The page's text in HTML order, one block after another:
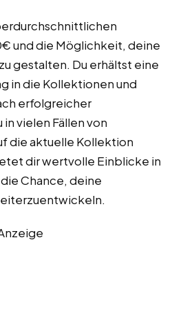
und die Möglichkeit, deine
gestalten. Du erhältst eine
in die Kollektionen und
erfolgreicher
vielen Fällen von
die aktuelle Kollektion
dir wertvolle Einblicke in
Chance, deine